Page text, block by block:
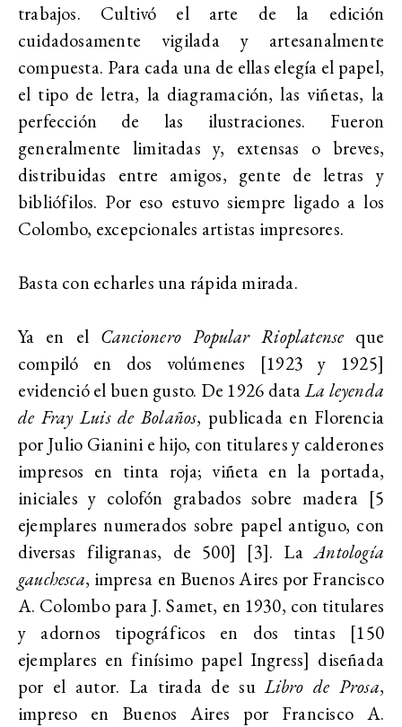
trabajos. Cultivó el arte de la edición
cuidadosamente vigilada y artesanalmente
compuesta. Para cada una de ellas elegía el papel,
el tipo de letra, la diagramación, las viñetas, la
perfección de las ilustraciones. Fueron
generalmente limitadas y, extensas o breves,
distribuidas entre amigos, gente de letras y
bibliófilos. Por eso estuvo siempre ligado a los
Colombo, excepcionales artistas impresores.
Basta con echarles una rápida mirada.
Ya en el Cancionero Popular Rioplatense que
compiló en dos volúmenes [1923 y 1925]
evidenció el buen gusto. De 1926 dataLa leyenda
de Fray Luis de Bolaños, publicada en Florencia
por Julio Gianini e hijo, con titulares y calderones
impresos en tinta roja; viñeta en la portada,
iniciales y colofón grabados sobre madera [5
ejemplares numerados sobre papel antiguo, con
diversas filigranas, de 500] [3]. LaAntología
gauchesca, impresa en Buenos Aires por Francisco
A. Colombo para J. Samet, en 1930, con titulares
y adornos tipográficos en dos tintas [150
ejemplares en finísimo papel Ingress] diseñada
por el autor. La tirada de suLibro de Prosa,
impreso en Buenos Aires por Francisco A.